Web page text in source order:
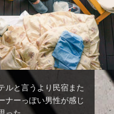
ルと言うより民宿また
ナーっぽい男性が感じ